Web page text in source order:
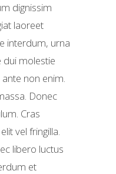
dignissim
laoreet
interdum, urna
dui molestie
non enim.
Donec
Cras
vel fringilla.
libero luctus
et